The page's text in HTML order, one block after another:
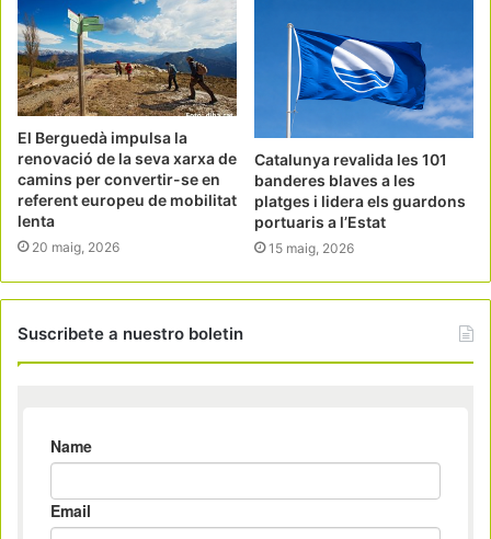
El Berguedà impulsa la
renovació de la seva xarxa de
camins per convertir-se en
referent europeu de mobilitat
lenta
20 maig, 2026
Catalunya revalida les 101
banderes blaves a les
platges i lidera els guardons
portuaris a l’Estat
15 maig, 2026
Suscribete a nuestro boletin